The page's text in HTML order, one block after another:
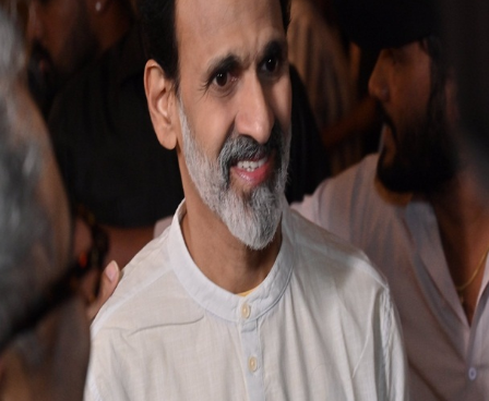
ಗಂಧದ ಗುಡಿ
ಪ್ರೀಮಿಯರ್ ಶೋಗೆ